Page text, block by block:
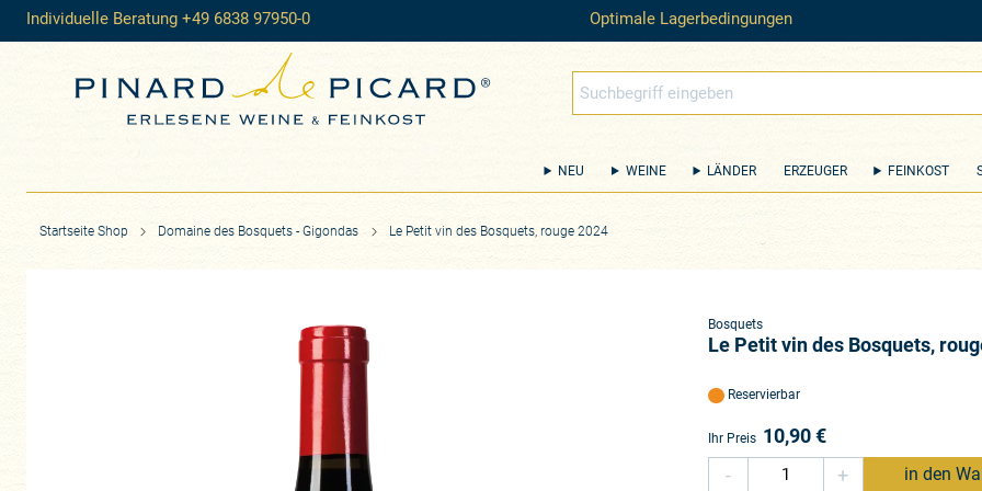
Individuelle Beratung +49 6838 97950-0 Optimale Lagerbedingungen
NEU WEINE LÄNDER ERZEUGER FEINKOST
Startseite Shop Domaine des Bosquets - Gigondas Le Petit vin des Bosquets, rouge 2024
Bosquets
Le Petit vin des Bosquets,
Reservierbar
Ihr Preis 10,90€
-
+ in den